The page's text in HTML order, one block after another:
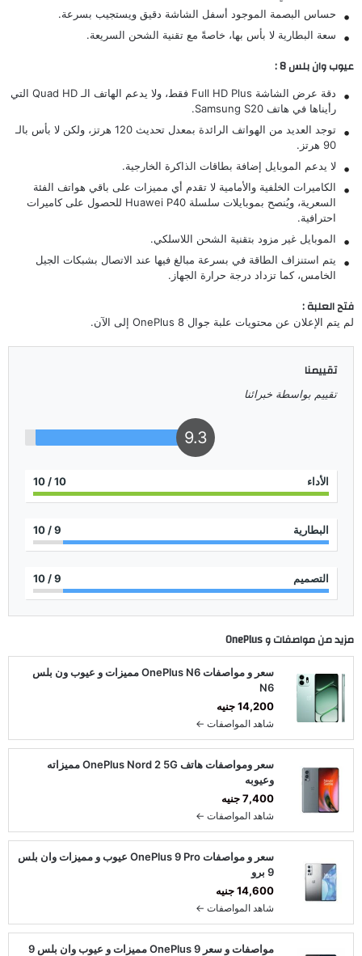
حساس البصمة الموجود أسفل الشاشة دقيق ويستجيب بسرعة.
سعة البطارية لا بأس بها، خاصةً مع تقنية الشحن السريعة.
عيوب وان بلس 8 :
دقة عرض الشاشة Full HD Plus فقط، ولا يدعم الهاتف الـ Quad HD التي
رأيناها في هاتف Samsung S20
.
توجد العديد من الهواتف الرائدة بمعدل تحديث 120 هرتز، ولكن لا بأس بالـ
90 هرتز.
لا يدعم الموبايل إضافة بطاقات الذاكرة الخارجية.
الكاميرات الخلفية والأمامية لا تقدم أي مميزات على باقي هواتف الفئة
السعرية، ويُنصح بموبايلات سلسلة Huawei P40 للحصول على كاميرات
احترافية.
الموبايل غير مزود بتقنية الشحن اللاسلكي.
يتم استنزاف الطاقة في بسرعة مبالغ فيها عند الاتصال بشبكات الجيل
الخامس، كما تزداد درجة حرارة الجهاز.
فتح العلبة :
لم يتم الإعلان عن محتويات علبة جوال OnePlus 8 إلى الآن.
تقييمنا
تقييم بواسطة خبرائنا
9.3
الأداء 10
/ 10
البطارية 9
/ 10
التصميم 9
/ 10
مزيد من مواصفات وOnePlus
سعر و مواصفات OnePlus N6 مميزات و عيوب ون بلس
N6
14,200 جنيه
شاهد المواصفات ←
سعر ومواصفات هاتف OnePlus Nord 2 5G مميزاته
وعيوبه
7,400 جنيه
شاهد المواصفات ←
سعر و مواصفات OnePlus 9 Pro عيوب و مميزات وان بلس
9 برو
14,600 جنيه
شاهد المواصفات ←
مواصفات و سعر OnePlus 9 مميزات و عيوب وان بلس 9